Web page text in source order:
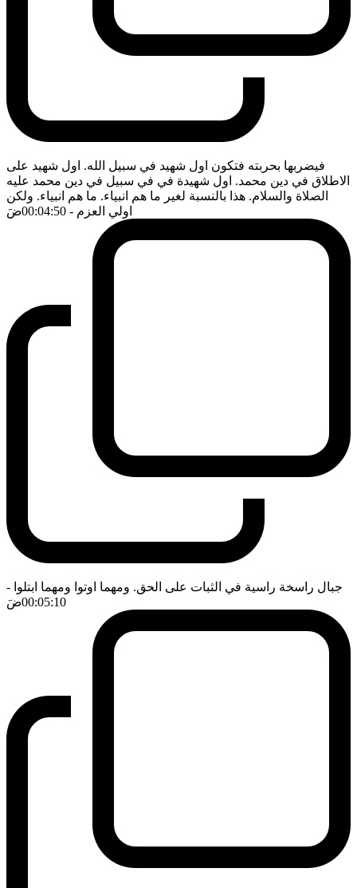
فيضربها بحربته فتكون اول شهيد في سبيل الله. اول شهيد على
الاطلاق في دين محمد. اول شهيدة في في سبيل في دين محمد عليه
الصلاة والسلام. هذا بالنسبة لغير ما هم انبياء. ما هم انبياء. ولكن
اولي العزم - 00:04:50 ضَ
جبال راسخة راسية في الثبات على الحق. ومهما اوتوا ومهما ابتلوا -
00:05:10ضَ